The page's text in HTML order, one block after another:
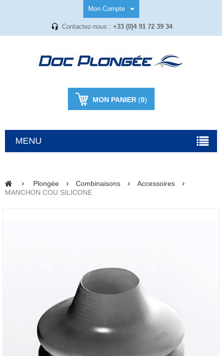
Mon Compte
Contactez-nous : +33 (0)4 91 72 39 34
MON PANIER(0)
MENU
Plongée Combinaisons
Accessoires
MANCHON COU SILICONE